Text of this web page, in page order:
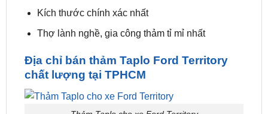
Địa chỉ bán thảm Taplo Ford Territory
Thảm Taplo cho xe Ford Territory